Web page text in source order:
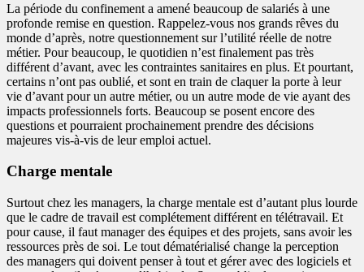
La période du confinement a amené beaucoup de salariés à une
profonde remise en question. Rappelez-vous nos grands rêves du
monde d’après, notre questionnement sur l’utilité réelle de notre
métier. Pour beaucoup, le quotidien n’est finalement pas très
différent d’avant, avec les contraintes sanitaires en plus. Et pourtant,
certains n’ont pas oublié, et sont en train de claquer la porte à leur
vie d’avant pour un autre métier, ou un autre mode de vie ayant des
impacts professionnels forts. Beaucoup se posent encore des
questions et pourraient prochainement prendre des décisions
majeures vis-à-vis de leur emploi actuel.
Charge mentale
Surtout chez les managers, la charge mentale est d’autant plus lourde
que le cadre de travail est complétement différent en télétravail. Et
pour cause, il faut manager des équipes et des projets, sans avoir les
ressources près de soi. Le tout dématérialisé change la perception
des managers qui doivent penser à tout et gérer avec des logiciels et